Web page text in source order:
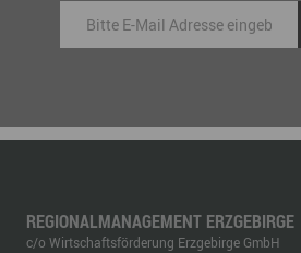
REGIONALMANAGEMENT ERZGEBIRGE
c/o Wirtschaftsförderung Erzgebirge GmbH